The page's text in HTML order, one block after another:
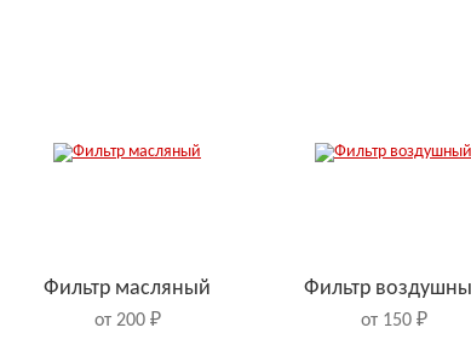
Фильтр масляный
от 200 ₽
Фильтр
от 150 ₽